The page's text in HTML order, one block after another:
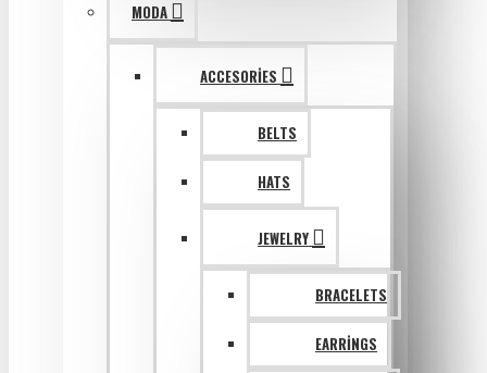
MODA
ACCESORIES
BELTS
HATS
JEWELRY
BRACELETS
EARRINGS